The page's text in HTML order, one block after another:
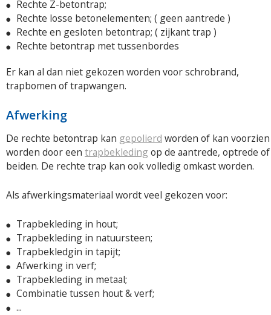
Rechte Z-betontrap;
Rechte losse betonelementen; ( geen aantrede )
Rechte en gesloten betontrap; ( zijkant trap )
Rechte betontrap met tussenbordes
Er kan al dan niet gekozen worden voor schrobrand,
trapbomen of trapwangen.
Afwerking
De rechte betontrap kan gepolierd worden of kan voorzien
worden door een trapbekleding op de aantrede, optrede of
beiden. De rechte trap kan ook volledig omkast worden.
Als afwerkingsmateriaal wordt veel gekozen voor:
Trapbekleding in hout;
Trapbekleding in natuursteen;
Trapbekledgin in tapijt;
Afwerking in verf;
Trapbekleding in metaal;
Combinatie tussen hout & verf;
...